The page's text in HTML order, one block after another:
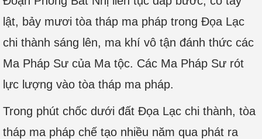
lật, bảy mươi tòa tháp ma pháp trong Đọa Lạc
chi thành sáng lên, ma khí vô tận đánh thức các
Ma Pháp Sư của Ma tộc. Các Ma Pháp Sư rót
lực lượng vào tòa tháp ma pháp.
Trong phút chốc dưới đất Đọa Lạc chi thành, tòa
tháp ma pháp chế tạo nhiều năm qua phát ra